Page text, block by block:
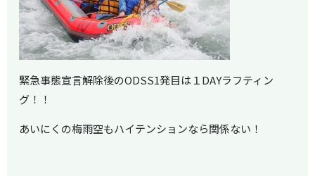
緊急事態宣言解除後のODSS1発目は１DAYラフティン
グ！！
あいにくの梅雨空もハイテンションなら関係ない！